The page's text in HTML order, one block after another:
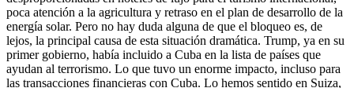
poca atención a la agricultura y retraso en el plan de desarrollo de la
energía solar. Pero no hay duda alguna de que el bloqueo es, de
lejos, la principal causa de esta situación dramática. Trump, ya en su
primer gobierno, había incluido a Cuba en la lista de países que
ayudan al terrorismo. Lo que tuvo un enorme impacto, incluso para
las transacciones financieras con Cuba. Lo hemos sentido en Suiza,